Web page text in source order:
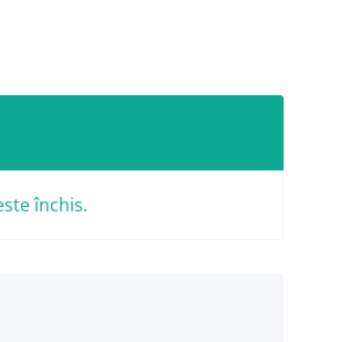
închis.